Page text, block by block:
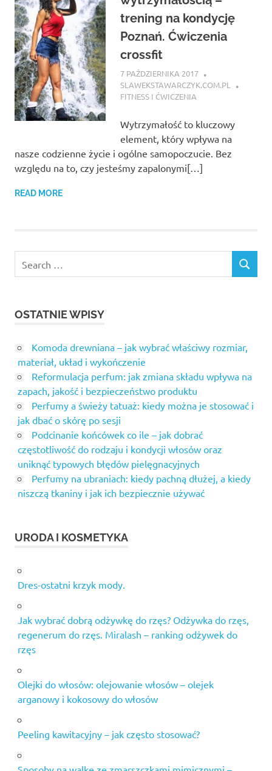
trening na kondycję
Poznań. Ćwiczenia
crossfit
7 PAŹDZIERNIKA 2017
SLAWEKSTAWARCZYK.COM.PL
FITNESS I ĆWICZENIA
Wytrzymałość to kluczowy
element, który wpływa na
nasze codzienne życie i ogólne samopoczucie. Bez
względu na to, czy jesteśmy zapalonymi[…]
READ MORE
OSTATNIE WPISY
Komoda drewniana – jak wybrać właściwy rozmiar,
materiał, układ i wykończenie
Reformulacja perfum: jak zmiana składu wpływa na
zapach, jakość i bezpieczeństwo produktu
Perfumy a świeży tatuaż: kiedy można je stosować i
jak dbać o skórę po sesji
Podcinanie końcówek co ile – jak dobrać
częstotliwość do rodzaju i kondycji włosów oraz
uniknąć typowych błędów pielęgnacyjnych
Perfumy na ubraniach: kiedy pachną dłużej, a kiedy
niszczą tkaniny i jak ich bezpiecznie używać
URODA I KOSMETYKA
Dres-ostatni krzyk mody.
Jak wybrać dobrą odżywkę do rzęs? Odżywka do rzęs,
regenerum do rzęs. Miralash – ranking odżywek do
rzęs
Olejki do włosów: olejowanie włosów – olejek
arganowy i kokosowy do włosów
Peeling kawitacyjny – jak często stosować?